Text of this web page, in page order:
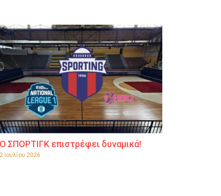
Ο ΣΠΟΡΤΙΓΚ επιστρέφει δυναμικά!
2 Ιουλίου 2026